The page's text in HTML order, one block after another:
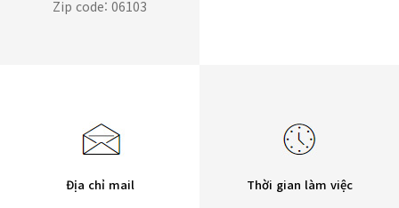
Zip code: 06103
Địa chỉ mail Thời gian làm việc